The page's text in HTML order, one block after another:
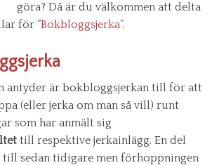
göra? Då är du välkommen att delta
för ”Bokbloggsjerka”.
antyder är bokbloggsjerkan till för att
(eller jerka om man så vill) runt
som har anmält sig
till respektive jerkainlägg. En del
till sedan tidigare men förhoppningen